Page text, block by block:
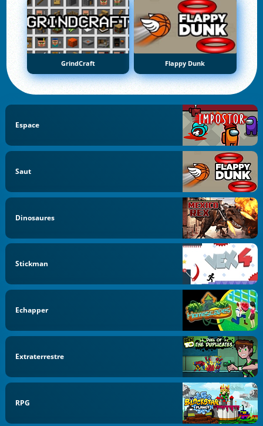
GrindCraft Flappy Dunk
Espace
Saut
Dinosaures
Stickman
Echapper
Extraterrestre
RPG